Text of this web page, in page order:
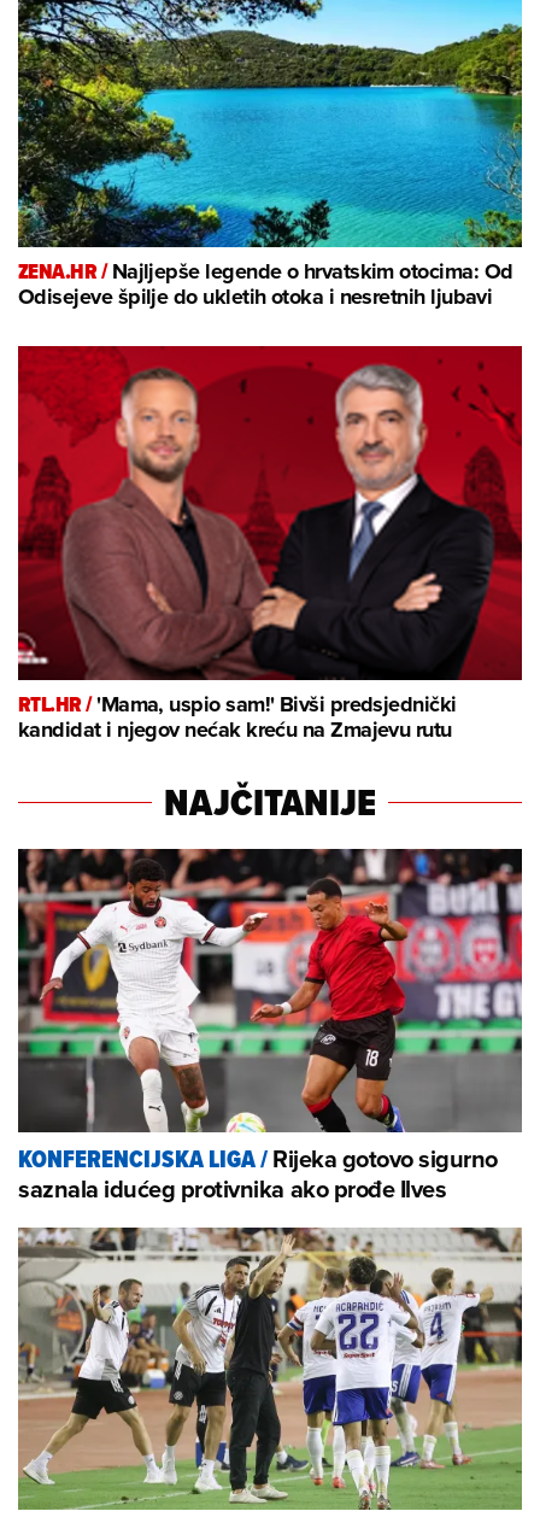
ZENA.HR /Najljepše legende o hrvatskim otocima: Od
Odisejeve špilje do ukletih otoka i nesretnih ljubavi
RTL.HR /'Mama, uspio sam!' Bivši predsjednički
kandidat i njegov nećak kreću na Zmajevu rutu
NAJČITANIJE
KONFERENCIJSKA LIGA/Rijeka gotovo sigurno
saznala idućeg protivnika ako prođe Ilves